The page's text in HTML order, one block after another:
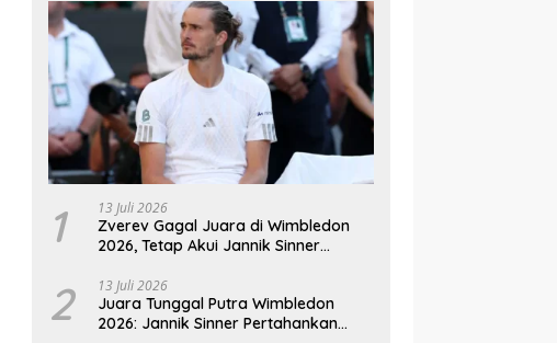
1 13 Juli 2026
Zverev Gagal Juara di Wimbledon
2026, Tetap Akui Jannik Sinner
2 13 Juli 2026
Juara Tunggal Putra Wimbledon
2026: Jannik Sinner Pertahankan